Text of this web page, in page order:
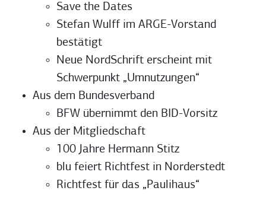
Save the Dates
Stefan Wulff im ARGE-Vorstand
bestätigt
Neue NordSchrift erscheint mit
Schwerpunkt „Umnutzungen“
Aus dem Bundesverband
BFW übernimmt den BID-Vorsitz
Aus der Mitgliedschaft
100 Jahre Hermann Stitz
blu feiert Richtfest in Norderstedt
Richtfest für das „Paulihaus“